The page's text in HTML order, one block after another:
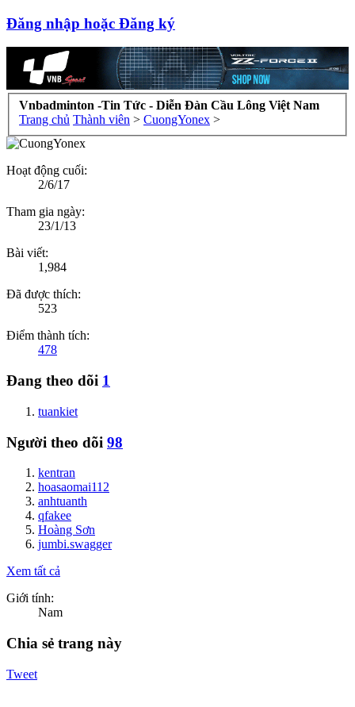
Đăng nhập hoặc Đăng ký
Vnbadminton -Tin Tức - Diễn Đàn Cầu Lông Việt Nam
Trang chủ Thành viên > CuongYonex >
Hoạt động cuối:
2/6/17
Tham gia ngày:
23/1/13
Bài viết:
1,984
Đã được thích:
523
Điểm thành tích:
478
Đang theo dõi 1
tuankiet
Người theo dõi 98
kentran
hoasaomai112
anhtuanth
qfakee
Hoàng Sơn
jumbi.swagger
Xem tất cả
Giới tính:
Nam
Chia sẻ trang này
Tweet